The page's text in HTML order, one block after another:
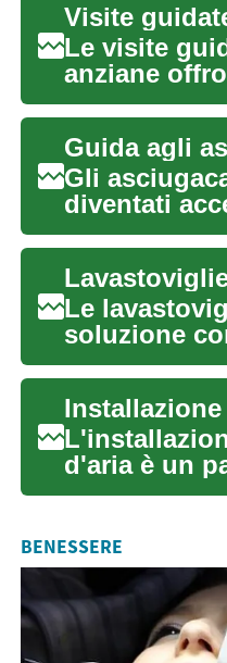
Le visite
anziane
sicuro per
paesag...
Gli
diventati
viaggia o
casa. I...
Le
soluzione
ha spazi
d'aria è un
migliorare il
BENESSERE